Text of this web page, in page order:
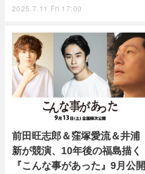
2025.7.11 Fri 17:00
前田旺志郎＆窪塚愛流＆井浦
新が競演、10年後の福島描く
『こんな事があった』9月公開